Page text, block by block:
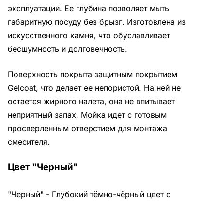
эксплуатации. Ее глубина позволяет мыть
габаритную посуду без брызг. Изготовлена из
искусственного камня, что обуславливает
бесшумность и долговечность.
Поверхность покрыта защитным покрытием
Gelcoat, что делает ее непористой. На ней не
остается жирного налета, она не впитывает
неприятный запах. Мойка идет с готовым
просверленным отверстием для монтажа
смесителя.
Цвет "Черный"
"Черный" - Глубокий тёмно-чёрный цвет с